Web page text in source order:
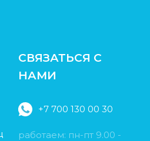
СВЯЗАТЬСЯ С
НАМИ
+7 700 130 00 30
работаем: пн-пт 9.00 -